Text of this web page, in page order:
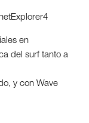
en
del surf tanto a
y con Wave